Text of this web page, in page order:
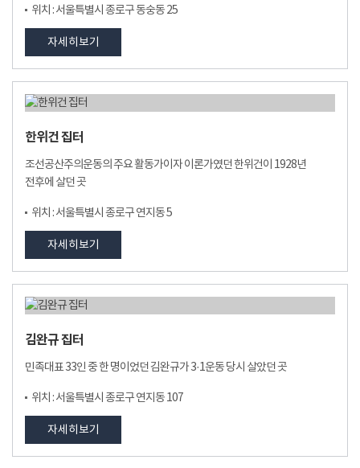
위치 : 서울특별시 종로구 동숭동 25
자세히보기
한위건 집터
조선공산주의운동의 주요 활동가이자 이론가였던 한위건이 1928년
전후에 살던 곳
위치 : 서울특별시 종로구 연지동 5
자세히보기
김완규 집터
민족대표 33인 중 한 명이었던 김완규가 3·1운동 당시 살았던 곳
위치 : 서울특별시 종로구 연지동 107
자세히보기